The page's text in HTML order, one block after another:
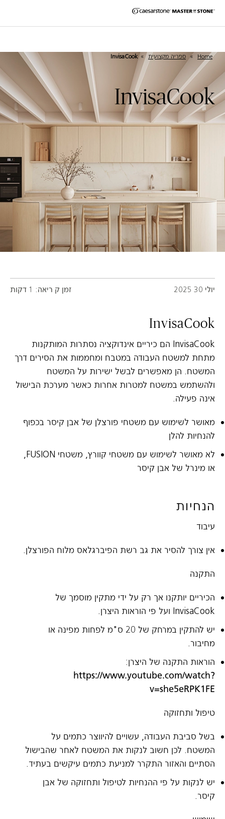
Home
» ספריה מקצועית »
InvisaCook
InvisaCook
InvisaCook
InvisaCook הם כיריים אינדוקציה נסתרות המותקנות
מתחת למשטח העבודה במטבח ומחממות את הסירים דרך
המשטח. הן מאפשרים לבשל ישירות על המשטח
ולהשתמש במשטח למטרות אחרות כאשר מערכת הבישול
אינה פעילה.
מאושר לשימוש עם משטחי פורצלן של אבן קיסר בכפוף
להנחיות להלן
לא מאושר לשימוש עם משטחי קוורץ, משטחי FUSION,
או מינרל של אבן קיסר
הנחיות
עיבוד
אין צורך להסיר את גב רשת הפיברגלאס מלוח הפורצלן.
התקנה
הכיריים יותקנו אך רק על ידי מתקין מוסמך של
InvisaCook ועל פי הוראות היצרן.
יש להתקין במרחק של 20 ס"מ לפחות מפינה או
מחיבור.
הוראות התקנה של היצרן:
https://www.youtube.com/watch?
v=she5eRPK1FE
טיפול ותחזוקה
בשל סביבת העבודה, עשויים להיווצר כתמים על
המשטח. לכן חשוב לנקות את המשטח לאחר שהבישול
הסתיים והאזור התקרר למניעת כתמים עיקשים בעתיד.
יש לנקות על פי ההנחיות לטיפול ותחזוקה של אבן
קיסר.
יולי 30 2025 זמן ק ריאה: 1 דקות